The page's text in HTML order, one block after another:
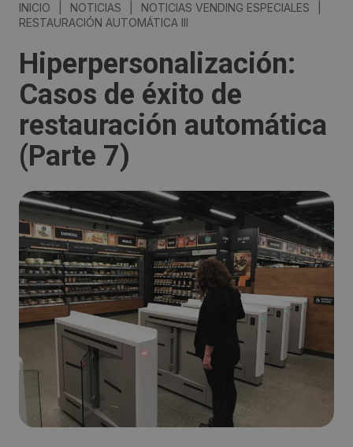
INICIO NOTICIAS NOTICIAS VENDING ESPECIALES
RESTAURACIÓN AUTOMÁTICA III
Hiperpersonalización:
Casos de éxito de
restauración automática
(Parte 7)